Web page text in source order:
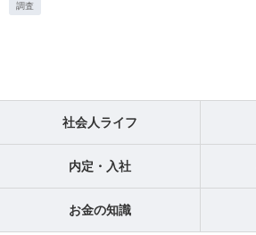
調査
社会人ライフ
内定・入社
お金の知識